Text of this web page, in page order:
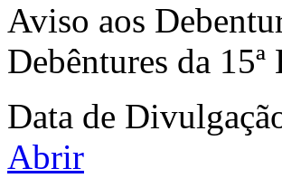
Aviso aos
Debêntures da 15ª
Data de
Abrir